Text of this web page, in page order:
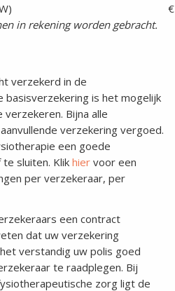
in rekening worden gebracht.
verzekerd in de
basisverzekering is het mogelijk
verzekeren. Bijna alle
verzekering vergoed.
een goede
sluiten. Klik hier voor een
per verzekeraar, per
een contract
dat uw verzekering
verstandig uw polis goed
te raadplegen. Bij
zorg ligt de